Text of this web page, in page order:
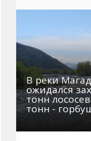
Не
В реки
ожидался
тонн
тонн -